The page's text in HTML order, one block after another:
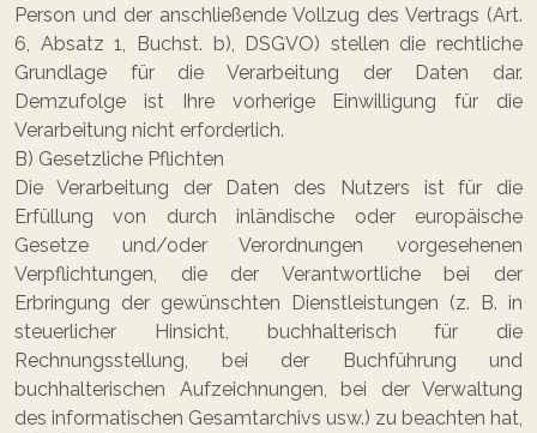
Person und der anschließende Vollzug des Vertrags (Art.
6, Absatz 1, Buchst. b), DSGVO) stellen die rechtliche
Grundlage für die Verarbeitung der Daten dar.
Demzufolge ist Ihre vorherige Einwilligung für die
Verarbeitung nicht erforderlich.
B) Gesetzliche Pflichten
Die Verarbeitung der Daten des Nutzers ist für die
Erfüllung von durch inländische oder europäische
Gesetze und/oder Verordnungen vorgesehenen
Verpflichtungen, die der Verantwortliche bei der
Erbringung der gewünschten Dienstleistungen (z. B. in
steuerlicher Hinsicht, buchhalterisch für die
Rechnungsstellung, bei der Buchführung und
buchhalterischen Aufzeichnungen, bei der Verwaltung
des informatischen Gesamtarchivs usw.) zu beachten hat,